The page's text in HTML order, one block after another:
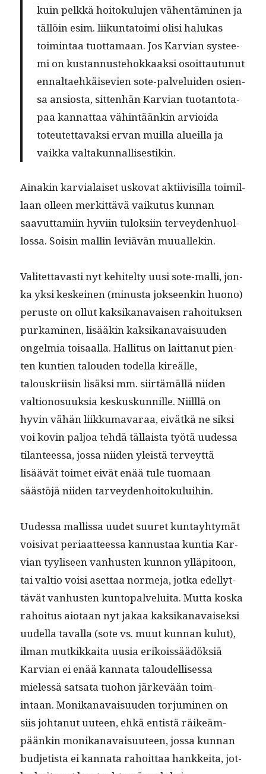
kuin pelkkä hoitoku­lu­jen vähen­tämi­nen ja
täl­löin esim. liikun­ta­toi­mi olisi halukas
toim­intaa tuot­ta­maan. Jos Kar­vian sys­tee­
mi on kus­tan­nuste­hokkaak­si osoit­tau­tunut
ennal­taehkäi­se­vien sote-palvelu­iden osien­
sa ansios­ta, sit­ten­hän Kar­vian tuotan­to­ta­
paa kan­nat­taa vähin­täänkin arvioi­da
toteutet­tavak­si ervan muil­la alueil­la ja
vaik­ka valtakunnallisestikin.
Ainakin karvialaiset usko­vat akti­ivisil­la toimil­
laan olleen merkit­tävä vaiku­tus kun­nan
saavut­tami­in hyvi­in tulok­si­in ter­vey­den­huol­
los­sa. Soisin mallin lev­iävän muuallekin.
Valitet­tavasti nyt kehitel­ty uusi sote-malli, jon­
ka yksi keskeinen (minus­ta jok­seenkin huono)
peruste on ollut kak­sikanavaisen rahoituk­sen
purkami­nen, lisääkin kak­sikanavaisu­u­den
ongelmia toisaal­la. Hal­li­tus on lait­tanut pien­
ten kun­tien talouden todel­la kireälle,
talouskri­isin lisäk­si mm. siirtämäl­lä niiden
val­tiono­suuk­sia keskuskun­nille. Niil­l­lä on
hyvin vähän liikku­mavaraa, eivätkä ne sik­si
voi kovin paljoa tehdä täl­laista työtä uudessa
tilanteessa, jos­sa niiden yleistä ter­veyt­tä
lisäävät toimet eivät enää tule tuo­maan
säästöjä niiden tarveydenhoitokuluihin.
Uudessa mallis­sa uudet suuret kun­tay­htymät
voisi­vat peri­aat­teessa kan­nus­taa kun­tia Kar­
vian tyyliseen van­hus­ten kun­non ylläpi­toon,
tai val­tio voisi aset­taa norme­ja, jot­ka edel­lyt­
tävät van­hus­ten kun­topalvelui­ta. Mut­ta kos­ka
rahoi­tus aio­taan nyt jakaa kak­sikanavaisek­si
uudel­la taval­la (sote vs. muut kun­nan kulut),
ilman mutkikkai­ta uusia erikois­säädök­siä
Kar­vian ei enää kan­na­ta taloudel­lises­sa
mielessä sat­sa­ta tuo­hon järkevään toim­
intaan. Monikanavaisu­u­den tor­ju­mi­nen on
siis johtanut uuteen, ehkä entistä räikeäm­
päänkin monikanavaisu­u­teen, jos­sa kun­nan
bud­jetista ei kan­na­ta rahoit­taa han­kkei­ta, jot­